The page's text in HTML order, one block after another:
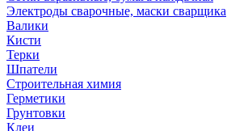
Электроды сварочные, маски сварщика
Валики
Кисти
Терки
Шпатели
Строительная химия
Герметики
Грунтовки
Клеи